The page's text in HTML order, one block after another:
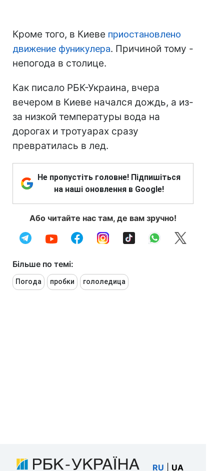
Кроме того, в Киеве приостановлено
движение фуникулера. Причиной тому -
непогода в столице.
Как писало РБК-Украина, вчера
вечером в Киеве начался дождь, а из-
за низкой температуры вода на
дорогах и тротуарах сразу
превратилась в лед.
Не пропустіть головне! Підпишіться
на наші оновлення в Google!
Або читайте нас там, де вам зручно!
Більше по темі:
Погода пробки гололедица
RU UA